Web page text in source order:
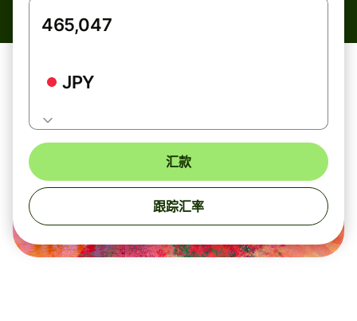
JPY
汇款
跟踪汇率